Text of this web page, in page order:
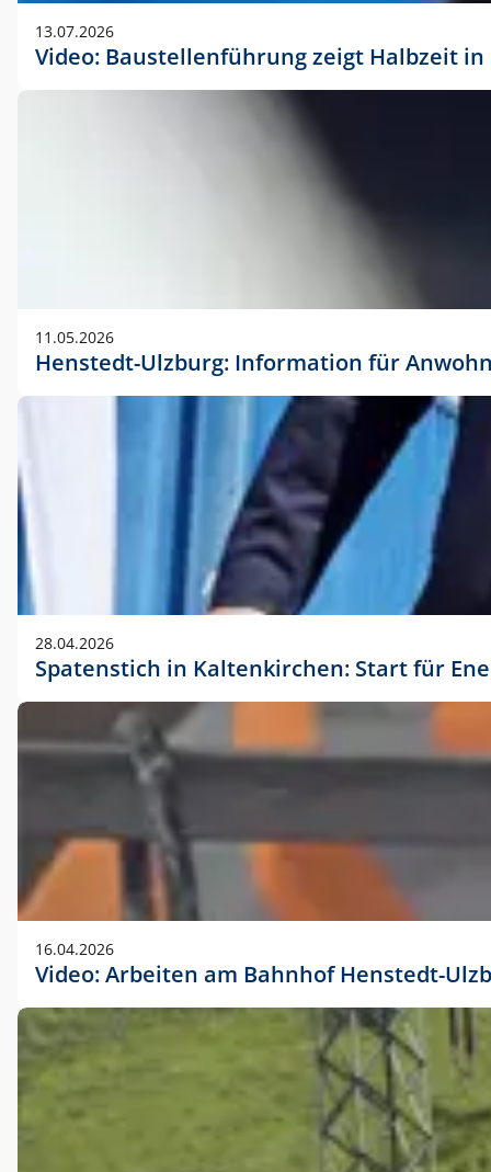
13.07.2026
Video: Baustellenführung zeigt Halbzeit
11.05.2026
Henstedt-Ulzburg: Information für
28.04.2026
Spatenstich in Kaltenkirchen: Start für
16.04.2026
Video: Arbeiten am Bahnhof Henstedt-